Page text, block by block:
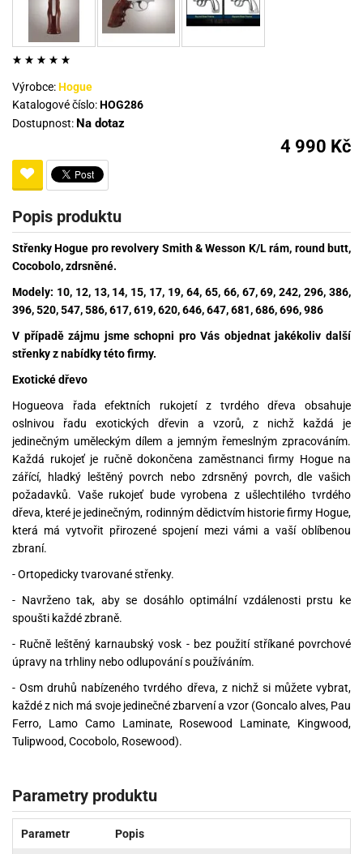
Výrobce:Hogue
Katalogové číslo:HOG286
Dostupnost: Na dotaz
4 990 Kč
Popis produktu
Střenky Hogue pro revolvery Smith & Wesson K/L rám, round butt,
Cocobolo, zdrsněné.
Modely: 10, 12, 13, 14, 15, 17, 19, 64, 65, 66, 67, 69, 242, 296, 386,
396, 520, 547, 586, 617, 619, 620, 646, 647, 681, 686, 696, 986
V případě zájmu jsme schopni pro Vás objednat jakékoliv další
střenky z nabídky této firmy.
Exotické dřevo
Hogueova řada efektních rukojetí z tvrdého dřeva obsahuje
oslnivou řadu exotických dřevin a vzorů, z nichž každá je
jedinečným uměleckým dílem a jemným řemeslným zpracováním.
Každá rukojeť je ručně dokončena zaměstnanci firmy Hogue na
zářící, hladký leštěný povrch nebo zdrsněný povrch, dle vašich
požadavků. Vaše rukojeť bude vyrobena z ušlechtilého tvrdého
dřeva, které je jedinečným, rodinným dědictvím historie firmy Hogue,
která má vytvořit přirozené spojení mezi vámi a vaší oblíbenou
zbraní.
- Ortopedicky tvarované střenky.
- Navrženo tak, aby se dosáhlo optimální vzdálenosti prstu ke
spoušti každé zbraně.
- Ručně leštěný karnaubský vosk - bez použití stříkané povrchové
úpravy na trhliny nebo odlupování s používáním.
- Osm druhů nabízeného tvrdého dřeva, z nichž si můžete vybrat,
každé z nich má svoje jedinečné zbarvení a vzor (Goncalo alves, Pau
Ferro, Lamo Camo Laminate, Rosewood Laminate, Kingwood,
Tulipwood, Cocobolo, Rosewood).
Parametry produktu
Parametr Popis